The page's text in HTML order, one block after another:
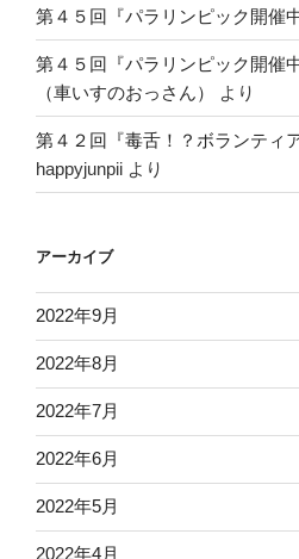
第４５回『パラリンピック開催中
第４５回『パラリンピック開催中
（車いすのおっさん）
より
第４２回『毒舌！？ボランティ
happyjunpii より
アーカイブ
2022年9月
2022年8月
2022年7月
2022年6月
2022年5月
2022年4月